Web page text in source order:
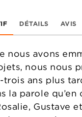
DÉTAILS AVIS
nous avons
nous nous
trois ans plus
la parole
Gustave